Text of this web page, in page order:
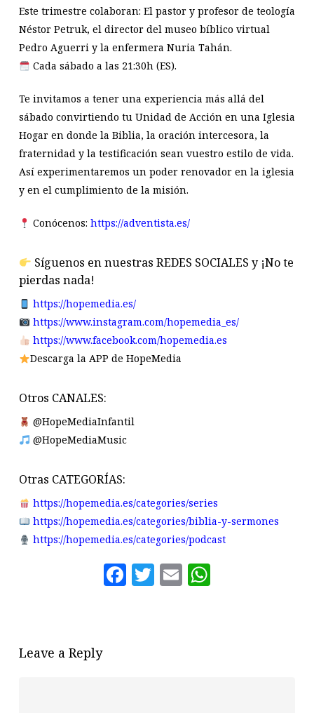
Este trimestre colaboran: El pastor y profesor de teología
Néstor Petruk, el director del museo bíblico virtual
Pedro Aguerri y la enfermera Nuria Tahán.
Cada sábado a las 21:30h (ES).
Te invitamos a tener una experiencia más allá del
sábado convirtiendo tu Unidad de Acción en una Iglesia
Hogar en donde la Biblia, la oración intercesora, la
fraternidad y la testificación sean vuestro estilo de vida.
Así experimentaremos un poder renovador en la iglesia
y en el cumplimiento de la misión.
Conócenos: https://adventista.es/
Síguenos en nuestras REDES SOCIALES y ¡No te
pierdas nada!
https://hopemedia.es/
https://www.instagram.com/hopemedia_es/
https://www.facebook.com/hopemedia.es
Descarga la APP de HopeMedia
Otros CANALES:
@HopeMediaInfantil
@HopeMediaMusic
Otras CATEGORÍAS:
https://hopemedia.es/categories/series
https://hopemedia.es/categories/biblia-y-sermones
https://hopemedia.es/categories/podcast
Facebook
Twitter
Email
Leave a Reply